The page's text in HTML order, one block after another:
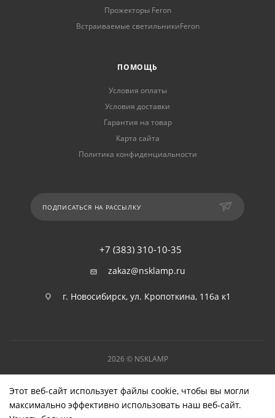
Прожекторы Feron
Встраиваемые светильникиFeron
ПОМОЩЬ
Условия оплаты
Условия доставки
Гарантия на товар
Карта сайта
Политика конфиденциальности
ПОДПИСАТЬСЯ НА РАССЫЛКУ
+7 (383) 310-10-35
zakaz@nsklamp.ru
г. Новосибирск, ул. Кропоткина, 116а к1
2026 © NSKLAMP
Этот веб-сайт использует файлы cookie, чтобы вы могли
максимально эффективно использовать наш веб-сайт.